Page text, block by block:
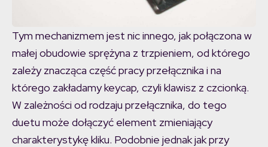
Tym mechanizmem jest nic innego, jak połączona w
małej obudowie sprężyna z trzpieniem, od którego
zależy znacząca część pracy przełącznika i na
którego zakładamy keycap, czyli klawisz z czcionką.
W zależności od rodzaju przełącznika, do tego
duetu może dołączyć element zmieniający
charakterystykę kliku. Podobnie jednak jak przy